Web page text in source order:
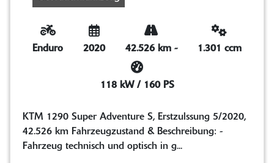
Enduro 2020 42.526 km - 1.301 ccm
118 kW / 160 PS
KTM 1290 Super Adventure S, Erstzulssung 5/2020,
42.526 km Fahrzeugzustand & Beschreibung: -
Fahrzeug technisch und optisch in g...